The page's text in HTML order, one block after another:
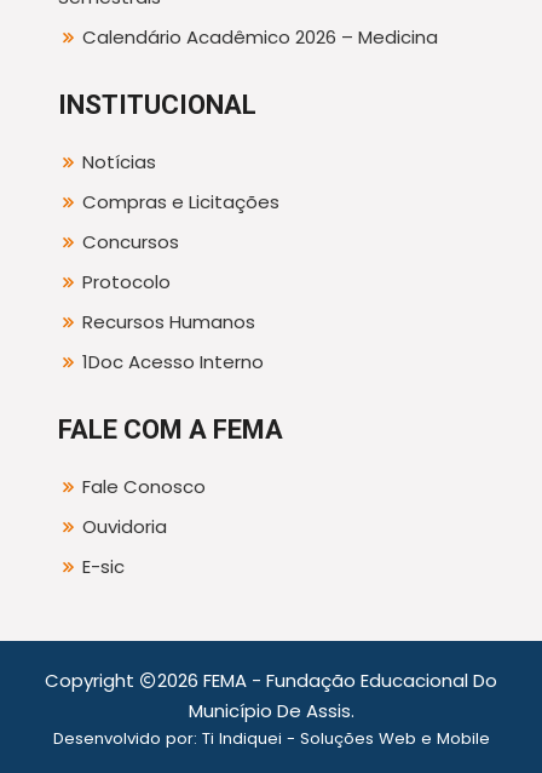
Calendário Acadêmico 2026 – Medicina
INSTITUCIONAL
Notícias
Compras e Licitações
Concursos
Protocolo
Recursos Humanos
1Doc Acesso Interno
FALE COM A FEMA
Fale Conosco
Ouvidoria
E-sic
Copyright
2026 FEMA - Fundação Educacional Do
Município De Assis.
Desenvolvido por: Ti Indiquei - Soluções Web e Mobile